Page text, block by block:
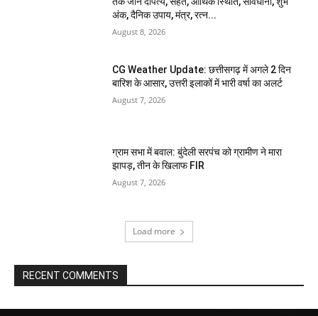
अंक, दैनिक उपाय, मंत्र, रत्न...
August 8, 2026
CG Weather Update: छत्तीसगढ़ में अगले 2 दिन
बारिश के आसार, उत्तरी इलाकों में भारी वर्षा का अलर्ट
August 7, 2026
ग्राम सभा में बवाल: बुंदेली सरपंच को ग्रामीण ने मारा
झापड़, तीन के खिलाफ FIR
August 7, 2026
Load more
RECENT COMMENTS